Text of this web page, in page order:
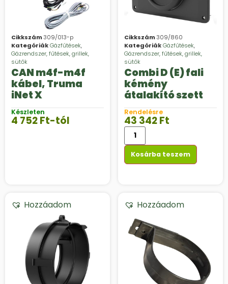
Cikkszám 309/013-p
KategóriákGázfűtések,
Gázrendszer, fűtések, grillek,
sütők
CAN m4f-m4f
kábel, Truma
iNet X
Készleten
4 752Ft-tól
Cikkszám 309/860
KategóriákGázfűtések,
Gázrendszer, fűtések, grillek,
sütők
Combi D (E) fali
kémény
átalakító szett
Rendelésre
43 342Ft
Kosárba teszem
Hozzáadom Hozzáadom